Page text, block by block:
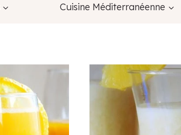
Cuisine Méditerranéenne